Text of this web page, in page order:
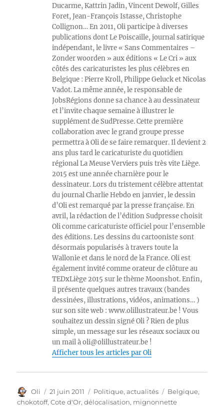
Ducarme, Kattrin Jadin, Vincent Dewolf, Gilles
Foret, Jean-François Istasse, Christophe
Collignon… En 2011, Oli participe à diverses
publications dont Le Poiscaille, journal satirique
indépendant, le livre « Sans Commentaires –
Zonder woorden » aux éditions « Le Cri » aux
côtés des caricaturistes les plus célèbres en
Belgique : Pierre Kroll, Philippe Geluck et Nicolas
Vadot. La même année, le responsable de
JobsRégions donne sa chance à au dessinateur
et l’invite chaque semaine à illustrer le
supplément de SudPresse. Cette première
collaboration avec le grand groupe presse
permettra à Oli de se faire remarquer. Il devient 2
ans plus tard le caricaturiste du quotidien
régional La Meuse Verviers puis très vite Liège.
2015 est une année charnière pour le
dessinateur. Lors du tristement célèbre attentat
du journal Charlie Hebdo en janvier, le dessin
d’Oli est remarqué par la presse française. En
avril, la rédaction de l’édition Sudpresse choisit
Oli comme caricaturiste officiel pour l’ensemble
des éditions. Les dessins du cartooniste sont
désormais popularisés à travers toute la
Wallonie et dans le nord de la France. Oli est
également invité comme orateur de clôture au
TEDxLiège 2015 sur le thème Moonshot. Enfin,
il présente quelques autres travaux (bandes
dessinées, illustrations, vidéos, animations… )
sur son site web : www.olillustrateur.be ! Vous
souhaitez un dessin signé Oli ? Rien de plus
simple, un message sur les réseaux sociaux ou
un mail à oli@olillustrateur.be !
Afficher tous les articles par Oli
Auteur
Oli
Publié
le
21 juin 2011 Catégories
Politique, actualités Étiquettes
Belgique,
chokotoff,Cote d'Or,délocalisation, mignonnette